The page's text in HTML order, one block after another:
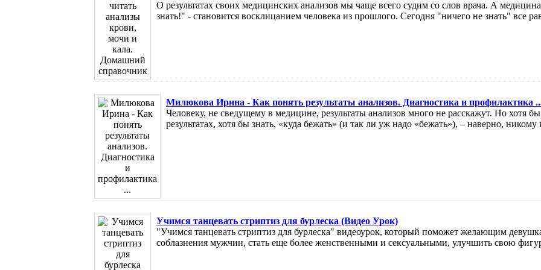
О результатах своих медицинских анализов мы чаще всего судим со слов врача. А
знать!" - становится восклицанием человека из прошлого. Сегодня "ничего не знать" все
Милюкова Ирина - Как понять результаты анализов. Диагностика и профилактика
Человеку, не сведущему в медицине, результаты анализов много не расскажут. Но хотя
результатах, хотя бы знать, «куда бежать» (и так ли уж надо «бежать»), – наверно,
Учимся танцевать стриптиз для бурлеска (Видео Урок)
"Учимся танцевать стриптиз для бурлеска" видеоурок, который поможет желающим
соблазнения мужчин, стать еще более женственными и сексуальными, улучшить свою